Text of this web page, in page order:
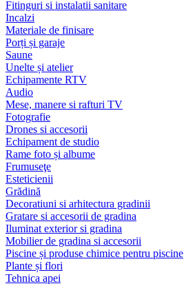
Fitinguri si instalatii sanitare
Incalzi
Materiale de finisare
Porți și garaje
Saune
Unelte și atelier
Echipamente RTV
Audio
Mese, manere si rafturi TV
Fotografie
Drones si accesorii
Echipament de studio
Rame foto și albume
Frumuseţe
Esteticienii
Grădină
Decoratiuni si arhitectura gradinii
Gratare si accesorii de gradina
Iluminat exterior si gradina
Mobilier de gradina si accesorii
Piscine și produse chimice pentru piscine
Plante și flori
Tehnica apei